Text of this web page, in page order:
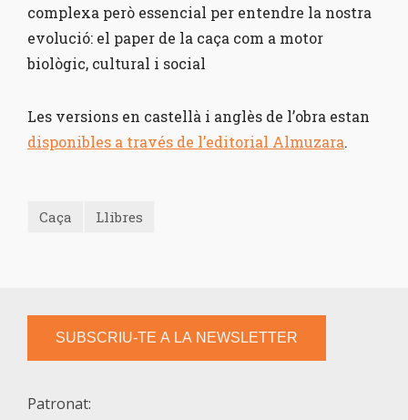
complexa però essencial per entendre la nostra
evolució: el paper de la caça com a motor
biològic, cultural i social
Les versions en castellà i anglès de l’obra estan
disponibles a través de l’editorial Almuzara.
Caça Llibres
SUBSCRIU-TE A LA NEWSLETTER
Patronat: